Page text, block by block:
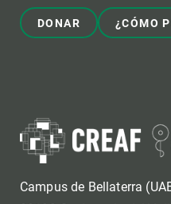
DONAR ¿CÓMO
Campus de Bellaterra